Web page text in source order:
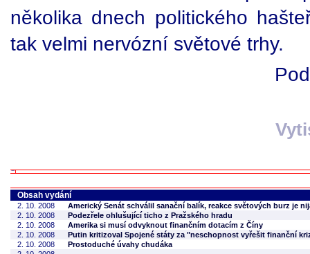
několika dnech politického
tak velmi nervózní světové trhy.
Obsah vydání
2. 10. 2008
Americký Senát schválil sanační balík, reakce světových burz je
2. 10. 2008
Podezřele ohlušující ticho z Pražského hradu
2. 10. 2008
Amerika si musí odvyknout finančním dotacím z Číny
2. 10. 2008
Putin kritizoval Spojené státy za "neschopnost vyřešit finanční
2. 10. 2008
Prostoduché úvahy chudáka